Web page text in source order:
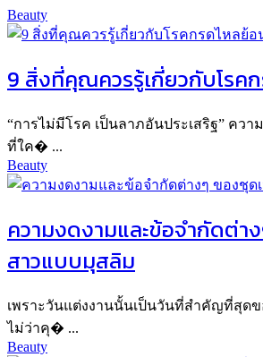
Beauty
9 สิ่งที่คุณควรรู้เกี่ยวกับโรค
“การไม่มีโรค เป็นลาภอันประเสริฐ” ควา
ที่ใค� ...
Beauty
ความงดงามและข้อจำกัดต่า
สาวแบบมุสลิม
เพราะวันแต่งงานนั้นเป็นวันที่สำคัญที่สุด
ไม่ว่าคุ� ...
Beauty